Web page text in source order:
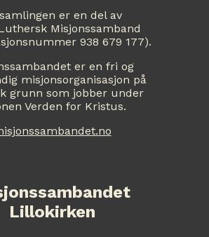
er en del av
Misjonssamband
938 679 177).
er en fri og
misjonsorganisasjon på
grunn som jobber under
Verden for Kristus.
Lillokirken